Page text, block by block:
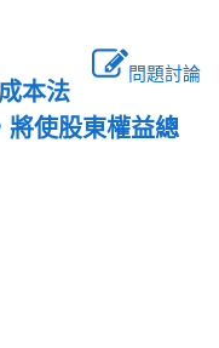
問題討論
本法
將使股東權益總